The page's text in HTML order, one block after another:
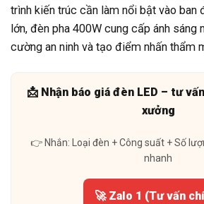
trình kiến trúc cần làm nổi bật vào ban
lớn, đèn pha 400W cung cấp ánh sáng
cường an ninh và tạo điểm nhấn thẩm
📩 Nhận báo giá đèn LED – tư
xưởng
👉 Nhắn: Loại đèn + Công suất + Số
nhanh
🚀 Zalo 1 (Tư vấn